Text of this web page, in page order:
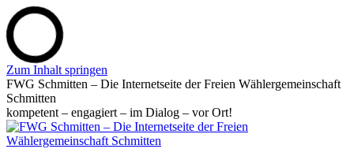
Zum Inhalt springen
FWG Schmitten – Die Internetseite der Freien Wählergemeinschaft
Schmitten
kompetent – engagiert – im Dialog – vor Ort!